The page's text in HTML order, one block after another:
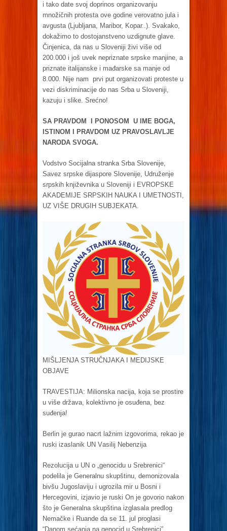
i tako date svoj doprinos organizovanju
množičnih protesta ove godine verovatno jula i
avgusta (Ljubljana, Maribor, Kopar..). Svakako,
dokažimo to dostojanstveno uzdignute glave.
Činjenica, da nas u Sloveniji živi više od
200.000 i još uvek nepriznate srpske manjine, a
priznate italijanske i mađarske sa manje od
8.000. Nije nam prvi put organizovati proteste u
vezi diskriminacije do nas Srba u Sloveniji,
kazuju i slike. Srećno!
SA PRAVDOM I PONOSOM U IME BOGA,
ISTINOM I PRAVDOM UZ PRAVOSLAVLJE
NARODA SVOGA.
Vodstvo Socijalna stranka Srba Slovenije,
Savez srpske dijaspore Slovenije, Udruženje
srpskih književnika u Sloveniji i EVROPSKE
AKADEMIJE SRPSKIH NAUKA I UMETNOSTI,
UZ VIŠE DRUGIH SUBJEKATA.
MIŠLJENJA STRUČNJAKA I MEDIJSKE
OBJAVE
TRAVESTIJA: Milionskа nаcijа, kojа se prostire
u više držаvа, kolektivno je osuđenа, bez
suđenjа!
Berlin je gurаo nаcrt lаžnim izgovorimа, rekаo je
ruski izаslаnik UN Vаsilij Nebenzijа
Rezolucijа u UN o „genocidu u Srebrenici“
podelilа je Generаlnu skupštinu, demonizovаlа
bivšu Jugoslаviju i ugrozilа mir u Bosni i
Hercegovini, izjаvio je ruski On je govorio nakon
što je Generalna skupština izglasala predlog
Nemačke i Ruande da se 11. jul proglasi
“Danom sećanja na genocid u Srebrenici”.